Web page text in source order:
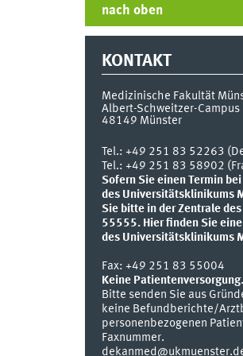
nach oben
KONTAKT
Medizinische Fakultät
Albert-Schweitzer-Campus
48149 Münster
Tel.: +49 251 83 52263
Tel.: +49 251 83 58902
Sofern Sie einen Termin
des Universitätsklinikums
Sie bitte in der Zentrale
55555. Hier finden Sie
des Universitätsklinikums
Fax: +49 251 83 55004
Keine Patientenversorgung.
Bitte senden Sie aus
keine Befundberichte/
personenbezogenen
Faxnummer.